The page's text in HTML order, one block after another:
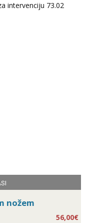
intervenciju 73.02
nožem
56,00€